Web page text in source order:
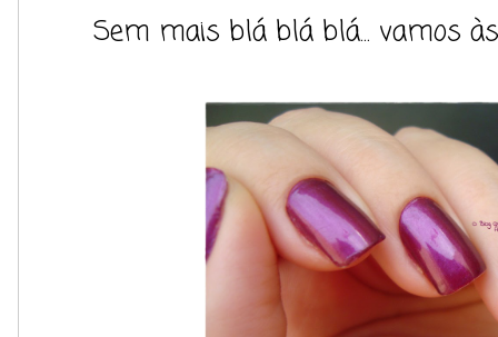
Sem mais blá blá blá... vamos